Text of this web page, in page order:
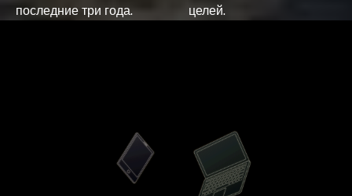
последние три года.
целей.